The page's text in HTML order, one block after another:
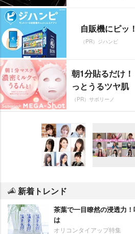
自販機にピッ
（PR）ジハンピ
朝1分貼るだけ
っとうるツヤ肌
（PR）サボリーノ
新着トレンド
茶葉で一目瞭然の浸透力
は
オリコンタイアップ特集